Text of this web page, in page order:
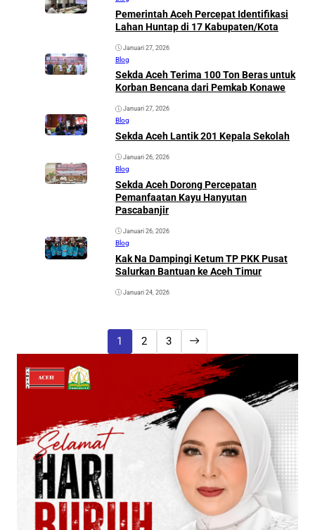
Pemerintah Aceh Percepat Identifikasi
Lahan Huntap di 17 Kabupaten/Kota
Januari 27, 2026
Blog
Sekda Aceh Terima 100 Ton Beras untuk
Korban Bencana dari Pemkab Konawe
Januari 27, 2026
Blog
Sekda Aceh Lantik 201 Kepala Sekolah
Januari 26, 2026
Blog
Sekda Aceh Dorong Percepatan
Pemanfaatan Kayu Hanyutan
Pascabanjir
Januari 26, 2026
Blog
Kak Na Dampingi Ketum TP PKK Pusat
Salurkan Bantuan ke Aceh Timur
Januari 24, 2026
1 2 3